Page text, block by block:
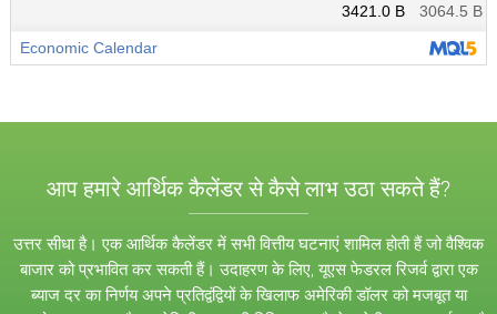
आप हमारे आर्थिक कैलेंडर से कैसे लाभ उठा सकते हैं?
उत्तर सीधा है। एक आर्थिक कैलेंडर में सभी वित्तीय घटनाएं शामिल होती हैं जो वैश्विक
बाजार को प्रभावित कर सकती हैं। उदाहरण के लिए, यूएस फेडरल रिजर्व द्वारा एक
ब्याज दर का निर्णय अपने प्रतिद्वंद्वियों के खिलाफ अमेरिकी डॉलर को मजबूत या